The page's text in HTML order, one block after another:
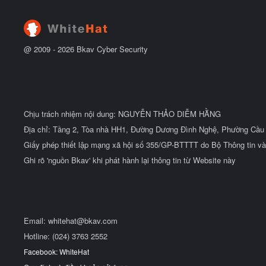
@ 2009 - 2026 Bkav Cyber Security
Chịu trách nhiệm nội dung: NGUYỄN THẢO DIỄM HẰNG
Địa chỉ: Tầng 2, Tòa nhà HH1, Đường Dương Đình Nghệ, Phường
Giấy phép thiết lập mạng xã hội số 355/GP-BTTTT do Bộ Thông tin
Ghi rõ 'nguồn Bkav' khi phát hành lại thông tin từ Website này
Email: whitehat@bkav.com
Hotline: (024) 3763 2552
Facebook: WhiteHat